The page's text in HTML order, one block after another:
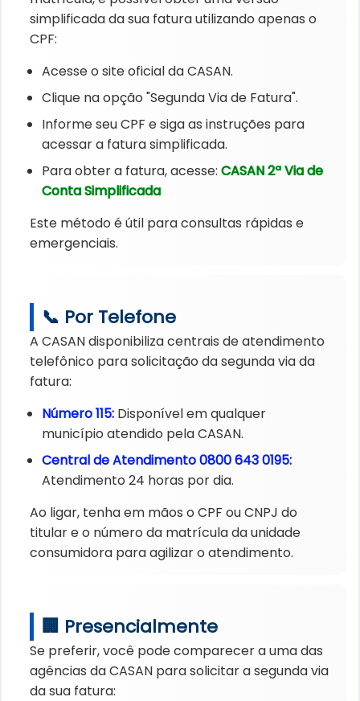
simplificada da sua fatura utilizando apenas o
CPF:
Acesse o site oficial da CASAN.
Clique na opção "Segunda Via de Fatura".
Informe seu CPF e siga as instruções para
acessar a fatura simplificada.
Para obter a fatura, acesse:CASAN 2ª Via de
Conta Simplificada
Este método é útil para consultas rápidas e
emergenciais.
📞 Por Telefone
A CASAN disponibiliza centrais de atendimento
telefônico para solicitação da segunda via da
fatura:
Número 115: Disponível em qualquer
município atendido pela CASAN.
Central de Atendimento 0800 643 0195:
Atendimento 24 horas por dia.
Ao ligar, tenha em mãos o CPF ou CNPJ do
titular e o número da matrícula da unidade
consumidora para agilizar o atendimento.
🏢 Presencialmente
Se preferir, você pode comparecer a uma das
agências da CASAN para solicitar a segunda via
da sua fatura: